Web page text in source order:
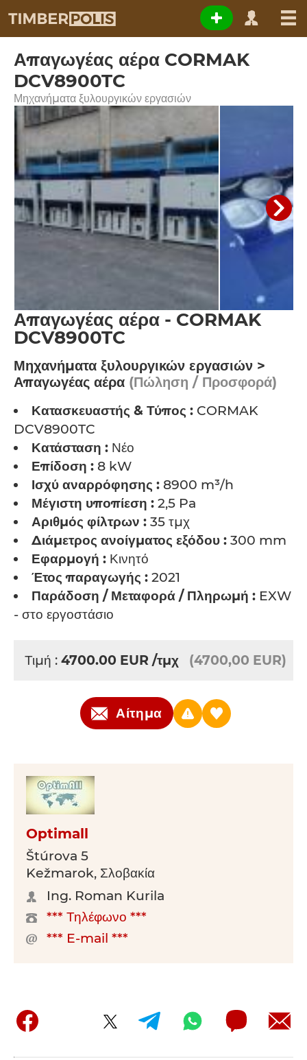
Απαγωγέας αέρα CORMAK
DCV8900TC
Μηχανήματα ξυλουργικών εργασιών
Απαγωγέας αέρα - CORMAK
DCV8900TC
Μηχανήματα ξυλουργικών εργασιών >
Απαγωγέας αέρα (Πώληση / Προσφορά)
Κατασκευαστής & Τύπος : CORMAK
DCV8900TC
Κατάσταση : Νέο
Επίδοση : 8 kW
Ισχύ αναρρόφησης : 8900 m³/h
Μέγιστη υποπίεση : 2,5 Pa
Αριθμός φίλτρων : 35 τμχ
Διάμετρος ανοίγματος εξόδου : 300 mm
Εφαρμογή : Κινητό
Έτος παραγωγής : 2021
Παράδοση / Μεταφορά / Πληρωμή : EXW
- στο εργοστάσιο
Τιμή : 4700.00 EUR /τμχ (4700,00 EUR)
Αίτημα
Optimall
Štúrova 5
Kežmarok, Σλοβακία
Ing. Roman Kurila
*** Τηλέφωνο ***
*** E-mail ***